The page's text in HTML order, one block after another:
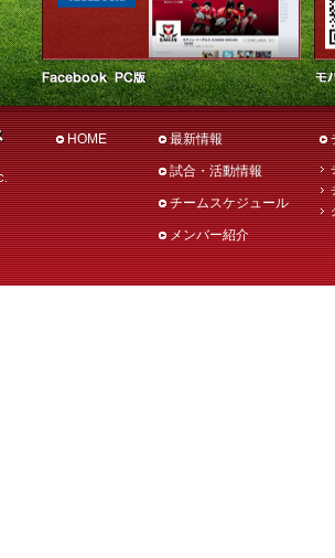
HOME 最新情報
試合・活動情報
チームスケジュール
メンバー紹介